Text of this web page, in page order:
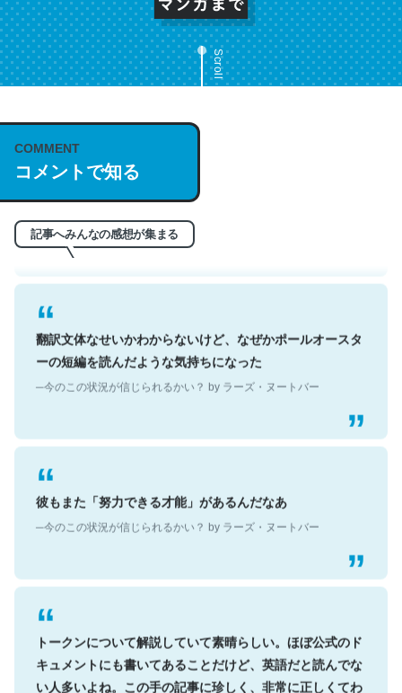
Scroll
COMMENT
コメントで知る
記事へみんなの感想が集まる
これは名文。彼はとてもクレバーなんだろうなと凄く思
う。英語少しでも読める人は原文もお勧め。自分はこの流
れ好き。Let’s Fucking Go. Then Covid hit. Shit.
翻訳文体なせいかわからないけど、なぜかポールオースタ
ーの短編を読んだような気持ちになった
─今のこの状況が信じられるかい？ by ラーズ・ヌートバー
彼もまた「努力できる才能」があるんだなあ
─今のこの状況が信じられるかい？ by ラーズ・ヌートバー
トークンについて解説していて素晴らしい。ほぼ公式のド
キュメントにも書いてあることだけど、英語だと読んでな
い人多いよね。この手の記事に珍しく、非常に正しくてわ